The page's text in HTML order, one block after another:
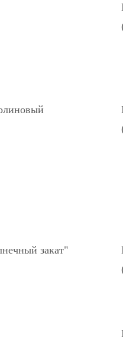
закат"